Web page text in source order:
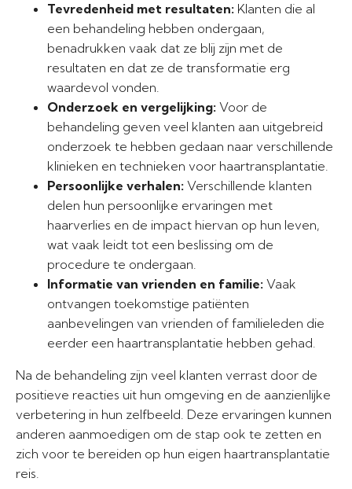
Tevredenheid met resultaten: Klanten die al
een behandeling hebben ondergaan,
benadrukken vaak dat ze blij zijn met de
resultaten en dat ze de transformatie erg
waardevol vonden.
Onderzoek en vergelijking: Voor de
behandeling geven veel klanten aan uitgebreid
onderzoek te hebben gedaan naar verschillende
klinieken en technieken voor haartransplantatie.
Persoonlijke verhalen: Verschillende klanten
delen hun persoonlijke ervaringen met
haarverlies en de impact hiervan op hun leven,
wat vaak leidt tot een beslissing om de
procedure te ondergaan.
Informatie van vrienden en familie: Vaak
ontvangen toekomstige patiënten
aanbevelingen van vrienden of familieleden die
eerder een haartransplantatie hebben gehad.
Na de behandeling zijn veel klanten verrast door de
positieve reacties uit hun omgeving en de aanzienlijke
verbetering in hun zelfbeeld. Deze ervaringen kunnen
anderen aanmoedigen om de stap ook te zetten en
zich voor te bereiden op hun eigen haartransplantatie
reis.